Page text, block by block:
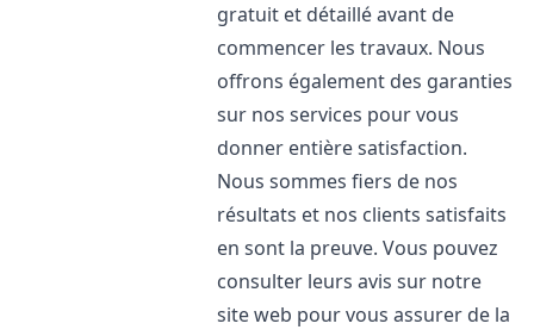
gratuit et détaillé avant de
commencer les travaux. Nous
offrons également des garanties
sur nos services pour vous
donner entière satisfaction.
Nous sommes fiers de nos
résultats et nos clients satisfaits
en sont la preuve. Vous pouvez
consulter leurs avis sur notre
site web pour vous assurer de la